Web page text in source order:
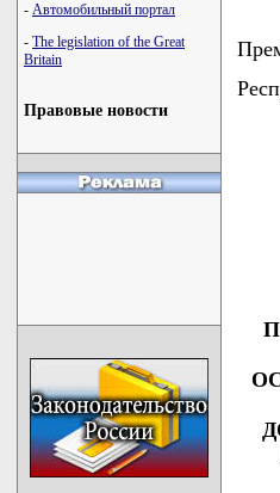
- Автомобильный портал
- The legislation of the Great
Britain
Правовые новости